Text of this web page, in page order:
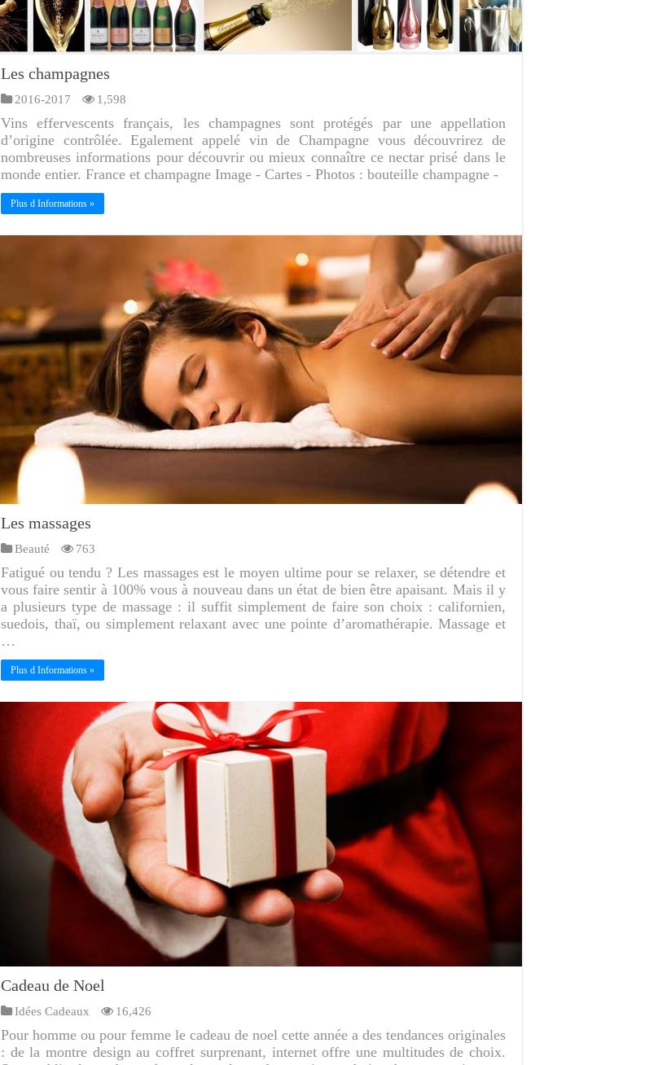
Les champagnes
2016-2017 1,598
Vins effervescents français, les champagnes sont protégés par une appellation
d’origine contrôlée. Egalement appelé vin de Champagne vous découvrirez de
nombreuses informations pour découvrir ou mieux connaître ce nectar prisé dans le
monde entier. France et champagne Image - Cartes - Photos : bouteille champagne -
Plus d Informations »
Les massages
Beauté 763
Fatigué ou tendu ? Les massages est le moyen ultime pour se relaxer, se détendre et
vous faire sentir à 100% vous à nouveau dans un état de bien être apaisant. Mais il y
a plusieurs type de massage : il suffit simplement de faire son choix : californien,
suedois, thaï, ou simplement relaxant avec une pointe d’aromathérapie. Massage et
…
Plus d Informations »
Cadeau de Noel
Idées Cadeaux 16,426
Pour homme ou pour femme le cadeau de noel cette année a des tendances originales
: de la montre design au coffret surprenant, internet offre une multitudes de choix.